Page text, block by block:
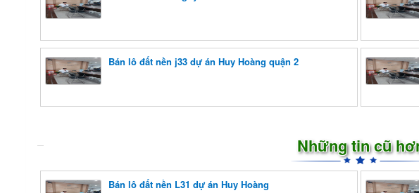
Bán lô đất nền j33 dự án Huy Hoàng quận 2
Những tin cũ
Bán lô đất nền L31 dự án Huy Hoàng